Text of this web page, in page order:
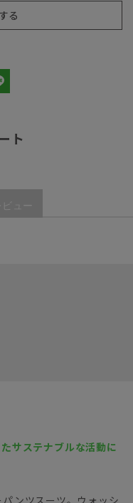
ト
ビュー
サステナブルな活動に
ンツスーツ。ウォッシ